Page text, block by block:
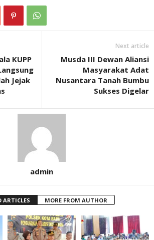
KUPP
Jejak
Next article
Musda III Dewan Aliansi
Masyarakat Adat
Nusantara Tanah Bumbu
Sukses Digelar
admin
ARTICLES MORE FROM AUTHOR